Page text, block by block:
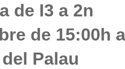
de I3 a 2n
de 15:00h a
Palau